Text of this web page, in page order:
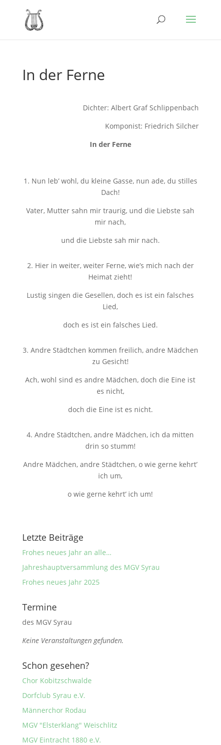
In der Ferne
Dichter: Albert Graf Schlippenbach
Komponist: Friedrich Silcher
In der Ferne
1. Nun leb’ wohl, du kleine Gasse, nun ade, du stilles
Dach!
Vater, Mutter sahn mir traurig, und die Liebste sah
mir nach,
und die Liebste sah mir nach.
2. Hier in weiter, weiter Ferne, wie’s mich nach der
Heimat zieht!
Lustig singen die Gesellen, doch es ist ein falsches
Lied,
doch es ist ein falsches Lied.
3. Andre Städtchen kommen freilich, andre Mädchen
zu Gesicht!
Ach, wohl sind es andre Mädchen, doch die Eine ist
es nicht,
doch die Eine ist es nicht.
4. Andre Städtchen, andre Mädchen, ich da mitten
drin so stumm!
Andre Mädchen, andre Städtchen, o wie gerne kehrt’
ich um,
o wie gerne kehrt’ ich um!
Letzte Beiträge
Frohes neues Jahr an alle…
Jahreshauptversammlung des MGV Syrau
Frohes neues Jahr 2025
Termine
des MGV Syrau
Keine Veranstaltungen gefunden.
Schon gesehen?
Chor Kobitzschwalde
Dorfclub Syrau e.V.
Männerchor Rodau
MGV "Elsterklang" Weischlitz
MGV Eintracht 1880 e.V.